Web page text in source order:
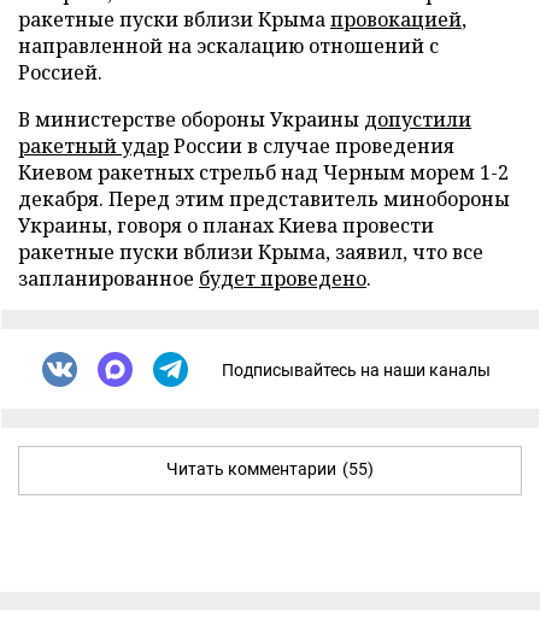
ракетные пуски вблизи Крымапровокацией,
направленной на эскалацию отношений с
Россией.
В министерстве обороны Украины допустили
ракетный ударРоссии в случае проведения
Киевом ракетных стрельб над Черным морем 1-2
декабря. Перед этим представитель минобороны
Украины, говоря о планах Киева провести
ракетные пуски вблизи Крыма, заявил, что все
запланированное будет проведено.
Подписывайтесь на наши каналы
Читать комментарии (55)